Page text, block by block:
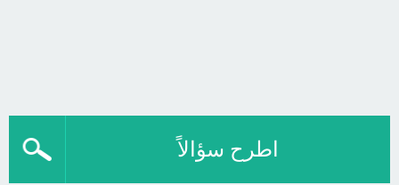
اطرح سؤالاً